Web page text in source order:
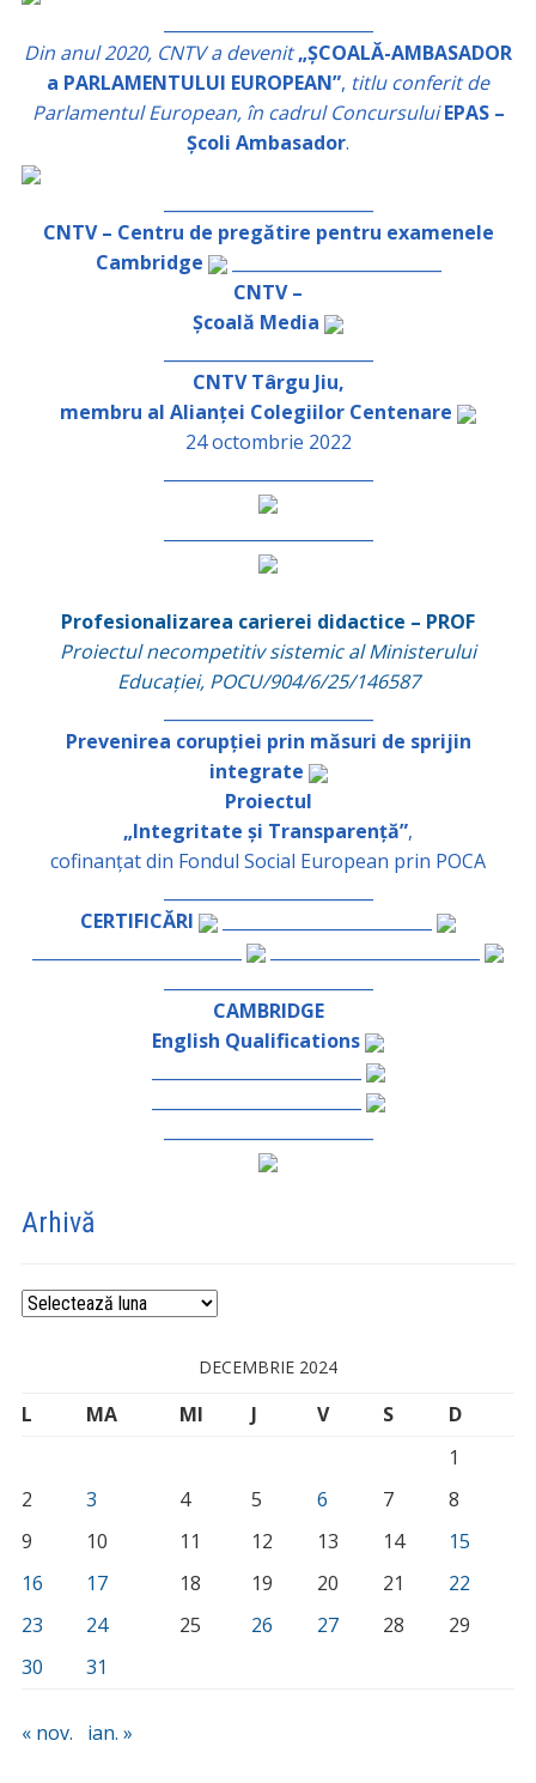
Din anul 2020, CNTV a devenit „ȘCOALĂ-AMBASADOR
a PARLAMENTULUI EUROPEAN”, titlu conferit de
Parlamentul European, în cadrul Concursului EPAS –
Școli Ambasador.
CNTV – Centru de pregătire pentru examenele
Cambridge
_________________________
CNTV –
Școală Media
CNTV Târgu Jiu,
membru al Alianței Colegiilor Centenare
24 octombrie 2022
Profesionalizarea carierei didactice – PROF
Proiectul necompetitiv sistemic al Ministerului
Educației, POCU/904/6/25/146587
Prevenirea corupției prin măsuri de sprijin
integrate
Proiectul
„Integritate și Transparență”,
cofinanțat din Fondul Social European prin POCA
CERTIFICĂRI
CAMBRIDGE
English Qualifications
Arhivă
Arhivă
DECEMBRIE 2024
L MA MI J V S
D
1
2
3 4 5 6 7
8
9
10 11 12 13 14
15
16
17 18 19 20 21
22
23
24 25 26 27 28
29
30
31
« nov. ian. »